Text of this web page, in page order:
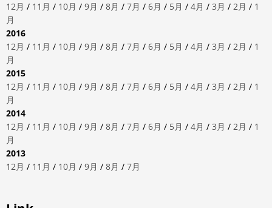
12月 / 11月 / 10月 / 9月 / 8月 / 7月 / 6月 / 5月 / 4月 / 3月 / 2月 / 1
月
2016
12月 / 11月 / 10月 / 9月 / 8月 / 7月 / 6月 / 5月 / 4月 / 3月 / 2月 / 1
月
2015
12月 / 11月 / 10月 / 9月 / 8月 / 7月 / 6月 / 5月 / 4月 / 3月 / 2月 / 1
月
2014
12月 / 11月 / 10月 / 9月 / 8月 / 7月 / 6月 / 5月 / 4月 / 3月 / 2月 / 1
月
2013
12月 / 11月 / 10月 / 9月 / 8月 / 7月